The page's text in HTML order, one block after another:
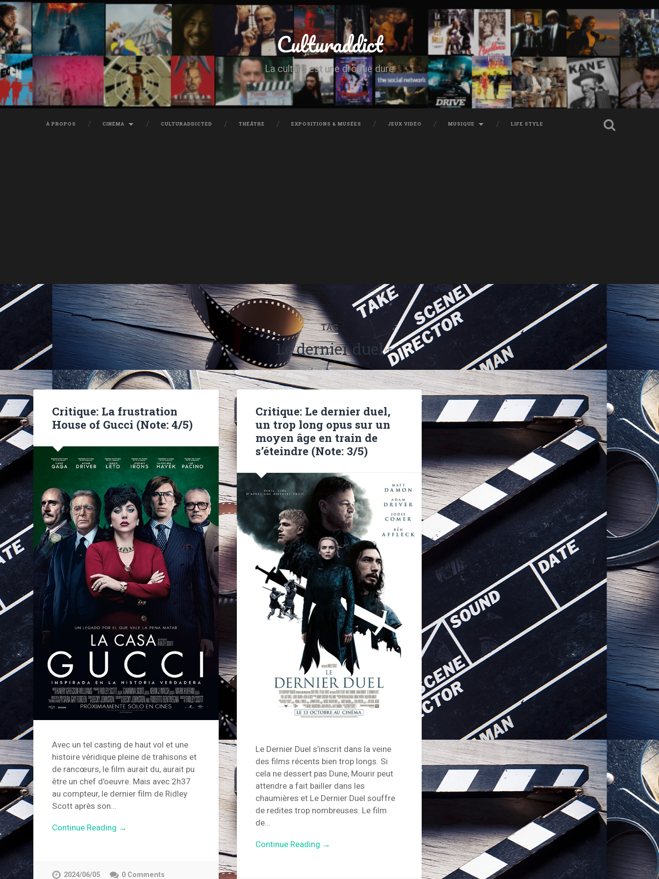
Culturaddict
La culture est une drogue dure
À PROPOS CINÉMA CULTURADDICTED THÉÂTRE EXPOSITIONS & MUSÉES JEUX VIDÉO MUSIQUE LIFE STYLE
TAG
Le dernier duel
Critique: La frustration
House of Gucci (Note: 4/5)
Avec un tel casting de haut vol et une
histoire véridique pleine de trahisons et
de rancœurs, le film aurait du, aurait pu
être un chef d’oeuvre. Mais avec 2h37
au compteur, le dernier film de Ridley
Scott après son…
Continue Reading →
2024/06/05 0 Comments
Critique: Le dernier duel,
un trop long opus sur un
moyen âge en train de
s’éteindre (Note: 3/5)
Le Dernier Duel s’inscrit dans la veine
des films récents bien trop longs. Si
cela ne dessert pas Dune, Mourir peut
attendre a fait bailler dans les
chaumières et Le Dernier Duel souffre
de redites trop nombreuses. Le film
de…
Continue Reading →